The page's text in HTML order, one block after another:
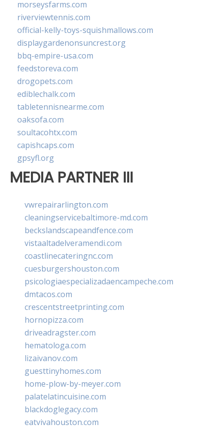
morseysfarms.com
riverviewtennis.com
official-kelly-toys-squishmallows.com
displaygardenonsuncrest.org
bbq-empire-usa.com
feedstoreva.com
drogopets.com
ediblechalk.com
tabletennisnearme.com
oaksofa.com
soultacohtx.com
capishcaps.com
gpsyfl.org
MEDIA PARTNER III
vwrepairarlington.com
cleaningservicebaltimore-md.com
beckslandscapeandfence.com
vistaaltadelveramendi.com
coastlinecateringnc.com
cuesburgershouston.com
psicologiaespecializadaencampeche.com
dmtacos.com
crescentstreetprinting.com
hornopizza.com
driveadragster.com
hematologa.com
lizaivanov.com
guesttinyhomes.com
home-plow-by-meyer.com
palatelatincuisine.com
blackdoglegacy.com
eatvivahouston.com